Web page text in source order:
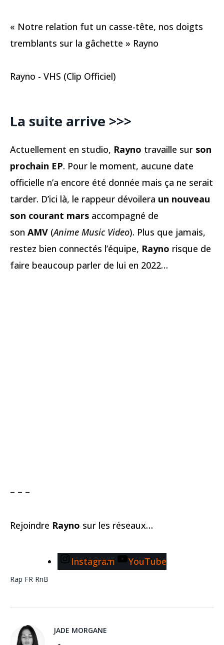
« Notre relation fut un casse-tête, nos doigts
tremblants sur la gâchette » Rayno
Rayno - VHS (Clip Officiel)
La suite arrive >>>
Actuellement en studio, Rayno travaille sur son
prochain EP. Pour le moment, aucune date
officielle n’a encore été donnée mais ça ne serait
tarder. D’ici là, le rappeur dévoilera un nouveau
son courant mars accompagné de
son AMV (Anime Music Video). Plus que jamais,
restez bien connectés l’équipe, Rayno risque de
faire beaucoup parler de lui en 2022…
– – –
Rejoindre Rayno sur les réseaux…
Instagram YouTube
Rap FR RnB
JADE MORGANE